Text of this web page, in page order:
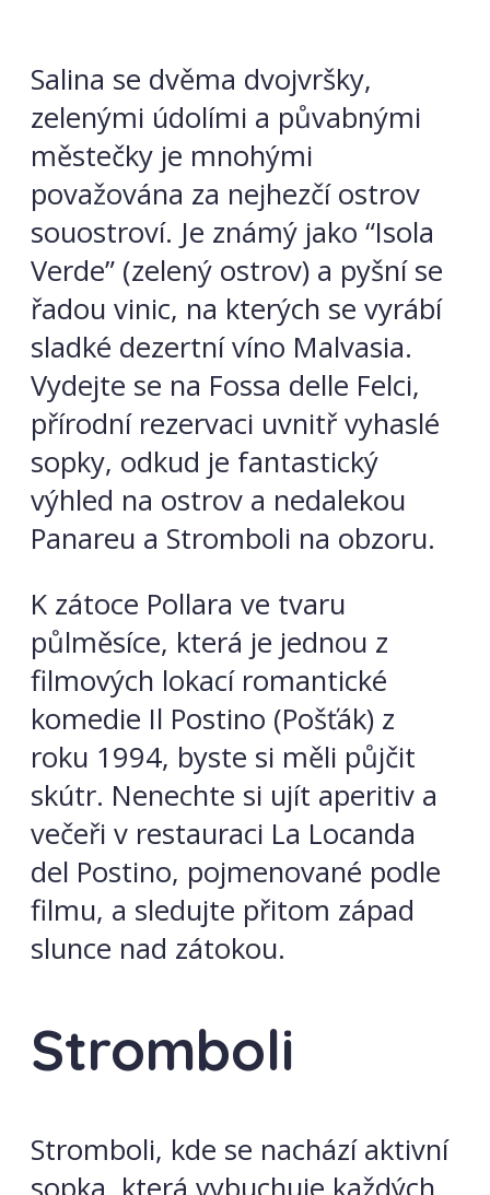
Salina se dvěma dvojvršky,
zelenými údolími a půvabnými
městečky je mnohými
považována za nejhezčí ostrov
souostroví. Je známý jako “Isola
Verde” (zelený ostrov) a pyšní se
řadou vinic, na kterých se vyrábí
sladké dezertní víno Malvasia.
Vydejte se na Fossa delle Felci,
přírodní rezervaci uvnitř vyhaslé
sopky, odkud je fantastický
výhled na ostrov a nedalekou
Panareu a Stromboli na obzoru.
K zátoce Pollara ve tvaru
půlměsíce, která je jednou z
filmových lokací romantické
komedie Il Postino (Pošťák) z
roku 1994, byste si měli půjčit
skútr. Nenechte si ujít aperitiv a
večeři v restauraci La Locanda
del Postino, pojmenované podle
filmu, a sledujte přitom západ
slunce nad zátokou.
Stromboli
Stromboli, kde se nachází aktivní